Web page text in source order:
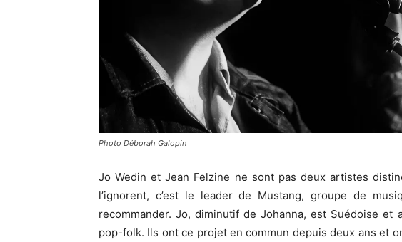
Photo Déborah Galopin
Jo Wedin et Jean Felzine ne sont pas deux artistes
l’ignorent, c’est le leader de Mustang, groupe de
recommander. Jo, diminutif de Johanna, est Suédoise et
pop-folk. Ils ont ce projet en commun depuis deux ans et